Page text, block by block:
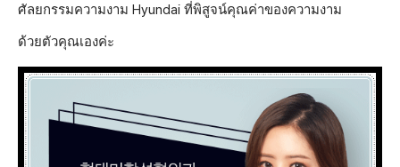
ศัลยกรรมความงาม Hyundai ที่พิสูจน์คุณค่าของความงาม
ด้วยตัวคุณเองค่ะ